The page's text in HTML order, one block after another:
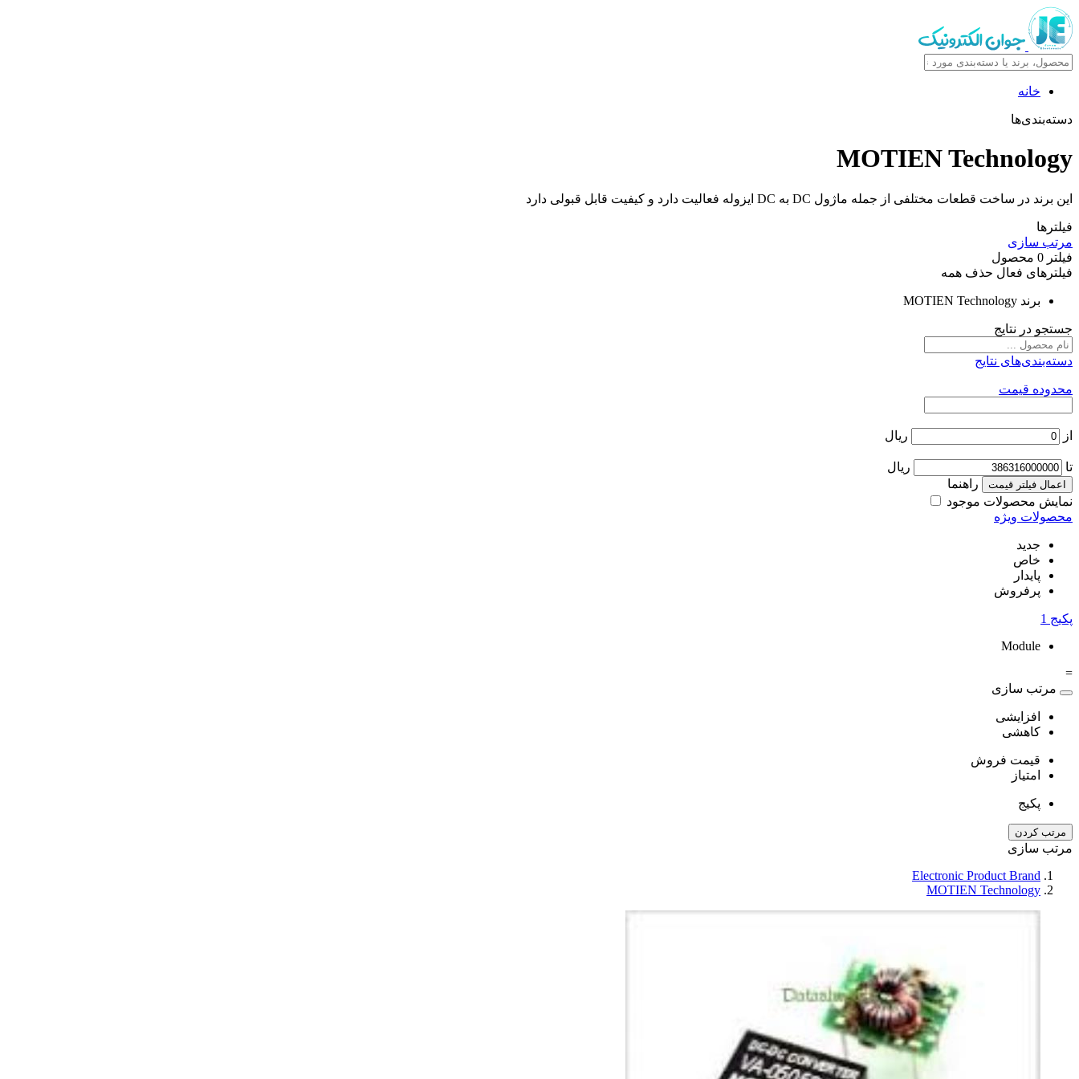
خانه
دسته‌بندی‌ها
MOTIEN Technology
این برند در ساخت قطعات مختلفی از جمله ماژول DC به DC ایزوله فعالیت دارد و کیفیت قابل قبولی دارد
فیلترها
مرتب سازی
فیلتر 0 محصول
فیلترهای فعال حذف همه
برند MOTIEN Technology
جستجو در نتایج
دسته‌بندی‌های نتایج
محدوده قیمت
از ریال
تا ریال
اعمال فیلتر قیمت
راهنما
نمایش محصولات موجود
محصولات ویژه
جدید
خاص
پایدار
پرفروش
پکیج 1
Module
=
مرتب سازی
افزایشی
کاهشی
قیمت فروش
امتیاز
پکیج
مرتب کردن
مرتب سازی
Electronic Product Brand
MOTIEN Technology